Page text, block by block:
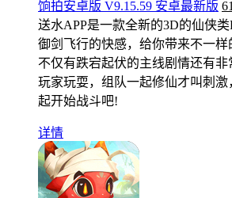
饷拍安卓版 V9.15.59 安卓最新版
送水APP是一款全新的3D的仙侠
御剑飞行的快感，给你带来不一
不仅有跌宕起伏的主线剧情还有
玩家玩耍，组队一起修仙才叫刺
起开始战斗吧!
详情